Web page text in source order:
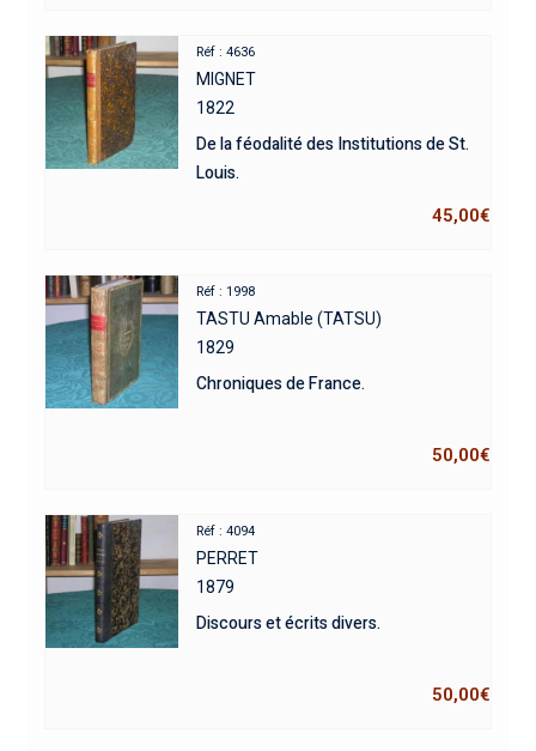
Réf : 4636
MIGNET
1822
De la féodalité des Institutions de St.
Louis.
45,00€
Réf : 1998
TASTU Amable (TATSU)
1829
Chroniques de France.
50,00€
Réf : 4094
PERRET
1879
Discours et écrits divers.
50,00€